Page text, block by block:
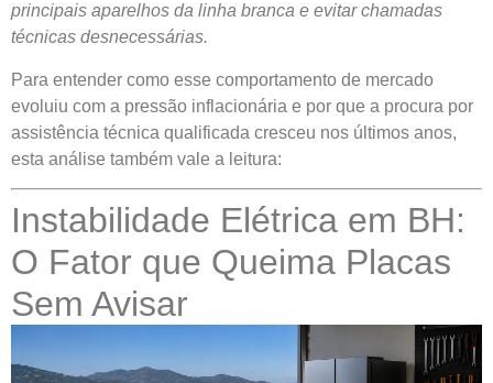
principais aparelhos da linha branca e evitar chamadas
técnicas desnecessárias.
Para entender como esse comportamento de mercado
evoluiu com a pressão inflacionária e por que a procura por
assistência técnica qualificada cresceu nos últimos anos,
esta análise também vale a leitura:
Instabilidade Elétrica em BH:
O Fator que Queima Placas
Sem Avisar